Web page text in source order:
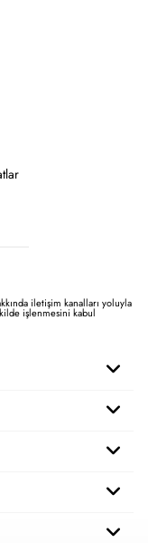
iletişim kanalları yoluyla
işlenmesini kabul